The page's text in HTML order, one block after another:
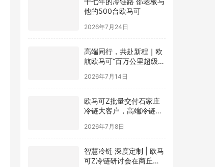
他的500台欧马可
2026年7月24日
高端同行，共赴新程｜欧
航欧马可“百万公里超级英
2026年7月14日
欧马可Z批量交付石家庄
冷链大客户，高端冷链运
2026年7月8日
智慧冷链 深度定制 | 欧马
可Z冷链研讨会在商丘举